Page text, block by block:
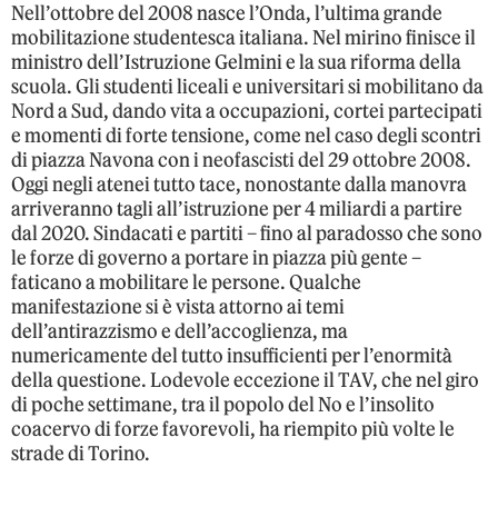
Nell’ottobre del 2008 nasce l’Onda, l’ultima grande
mobilitazione studentesca italiana. Nel mirino finisce il
ministro dell’Istruzione Gelmini e la sua riforma della
scuola. Gli studenti liceali e universitari si mobilitano da
Nord a Sud, dando vita a occupazioni, cortei partecipati
e momenti di forte tensione, come nel caso degli scontri
di piazza Navona con i neofascisti del 29 ottobre 2008.
Oggi negli atenei tutto tace, nonostante dalla manovra
arriveranno tagli all’istruzione per 4 miliardi a partire
dal 2020. Sindacati e partiti – fino al paradosso che sono
le forze di governo a portare in piazza più gente –
faticano a mobilitare le persone. Qualche
manifestazione si è vista attorno ai temi
dell’antirazzismo e dell’accoglienza, ma
numericamente del tutto insufficienti per l’enormità
della questione. Lodevole eccezione il TAV, che nel giro
di poche settimane, tra il popolo del No e l’insolito
coacervo di forze favorevoli, ha riempito più volte le
strade di Torino.